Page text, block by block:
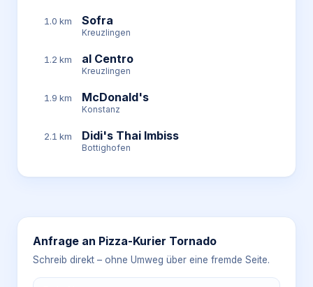
1.0 km Sofra
Kreuzlingen
1.2 km al Centro
Kreuzlingen
1.9 km McDonald's
Konstanz
2.1 km Didi's Thai Imbiss
Bottighofen
Anfrage an Pizza-Kurier Tornado
Schreib direkt – ohne Umweg über eine fremde Seite.